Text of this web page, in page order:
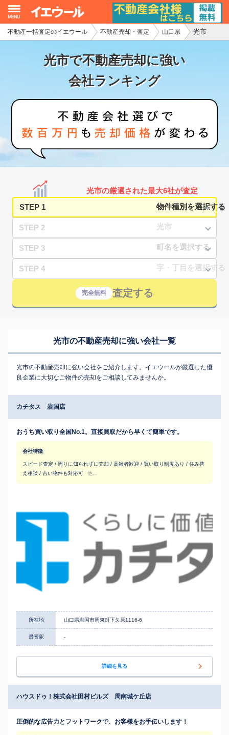
不動産一括査定のイエウール 不動産売却・査定 山口県 光市
光市で不動産売却に強い
会社ランキング
光市の厳選された最大6社が査定
STEP 1
STEP 2
STEP 3
STEP 4
完全無料 査定する
光市の不動産売却に強い会社一覧
光市の不動産売却に強い会社をご紹介します。イエウールが厳選した優
良企業に大切なご物件の売却をご相談してみませんか。
カチタス 岩国店
おうち買い取り全国No.1。直接買取だから早くて簡単です。
会社特徴
スピード査定 / 周りに知られずに売却 / 高齢者歓迎 / 買い取り制度あり / 住み替
え相談 / 古い物件も対応可
他...
所在地 山口県岩国市周東町下久原1116-6
最寄駅 -
詳細を見る
ハウスドゥ！株式会社田村ビルズ 周南城ケ丘店
圧倒的な広告力とフットワークで、お客様をお手伝いします！
イエウール加盟希望の不動産会社様
初めての方へ
不動産の売却・一括査定
家査定シミュレーター
お問い合わせ